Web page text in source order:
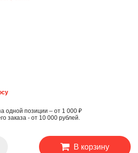
одной позиции – от 1 000 ₽
заказа - от 10 000 рублей.
В корзину